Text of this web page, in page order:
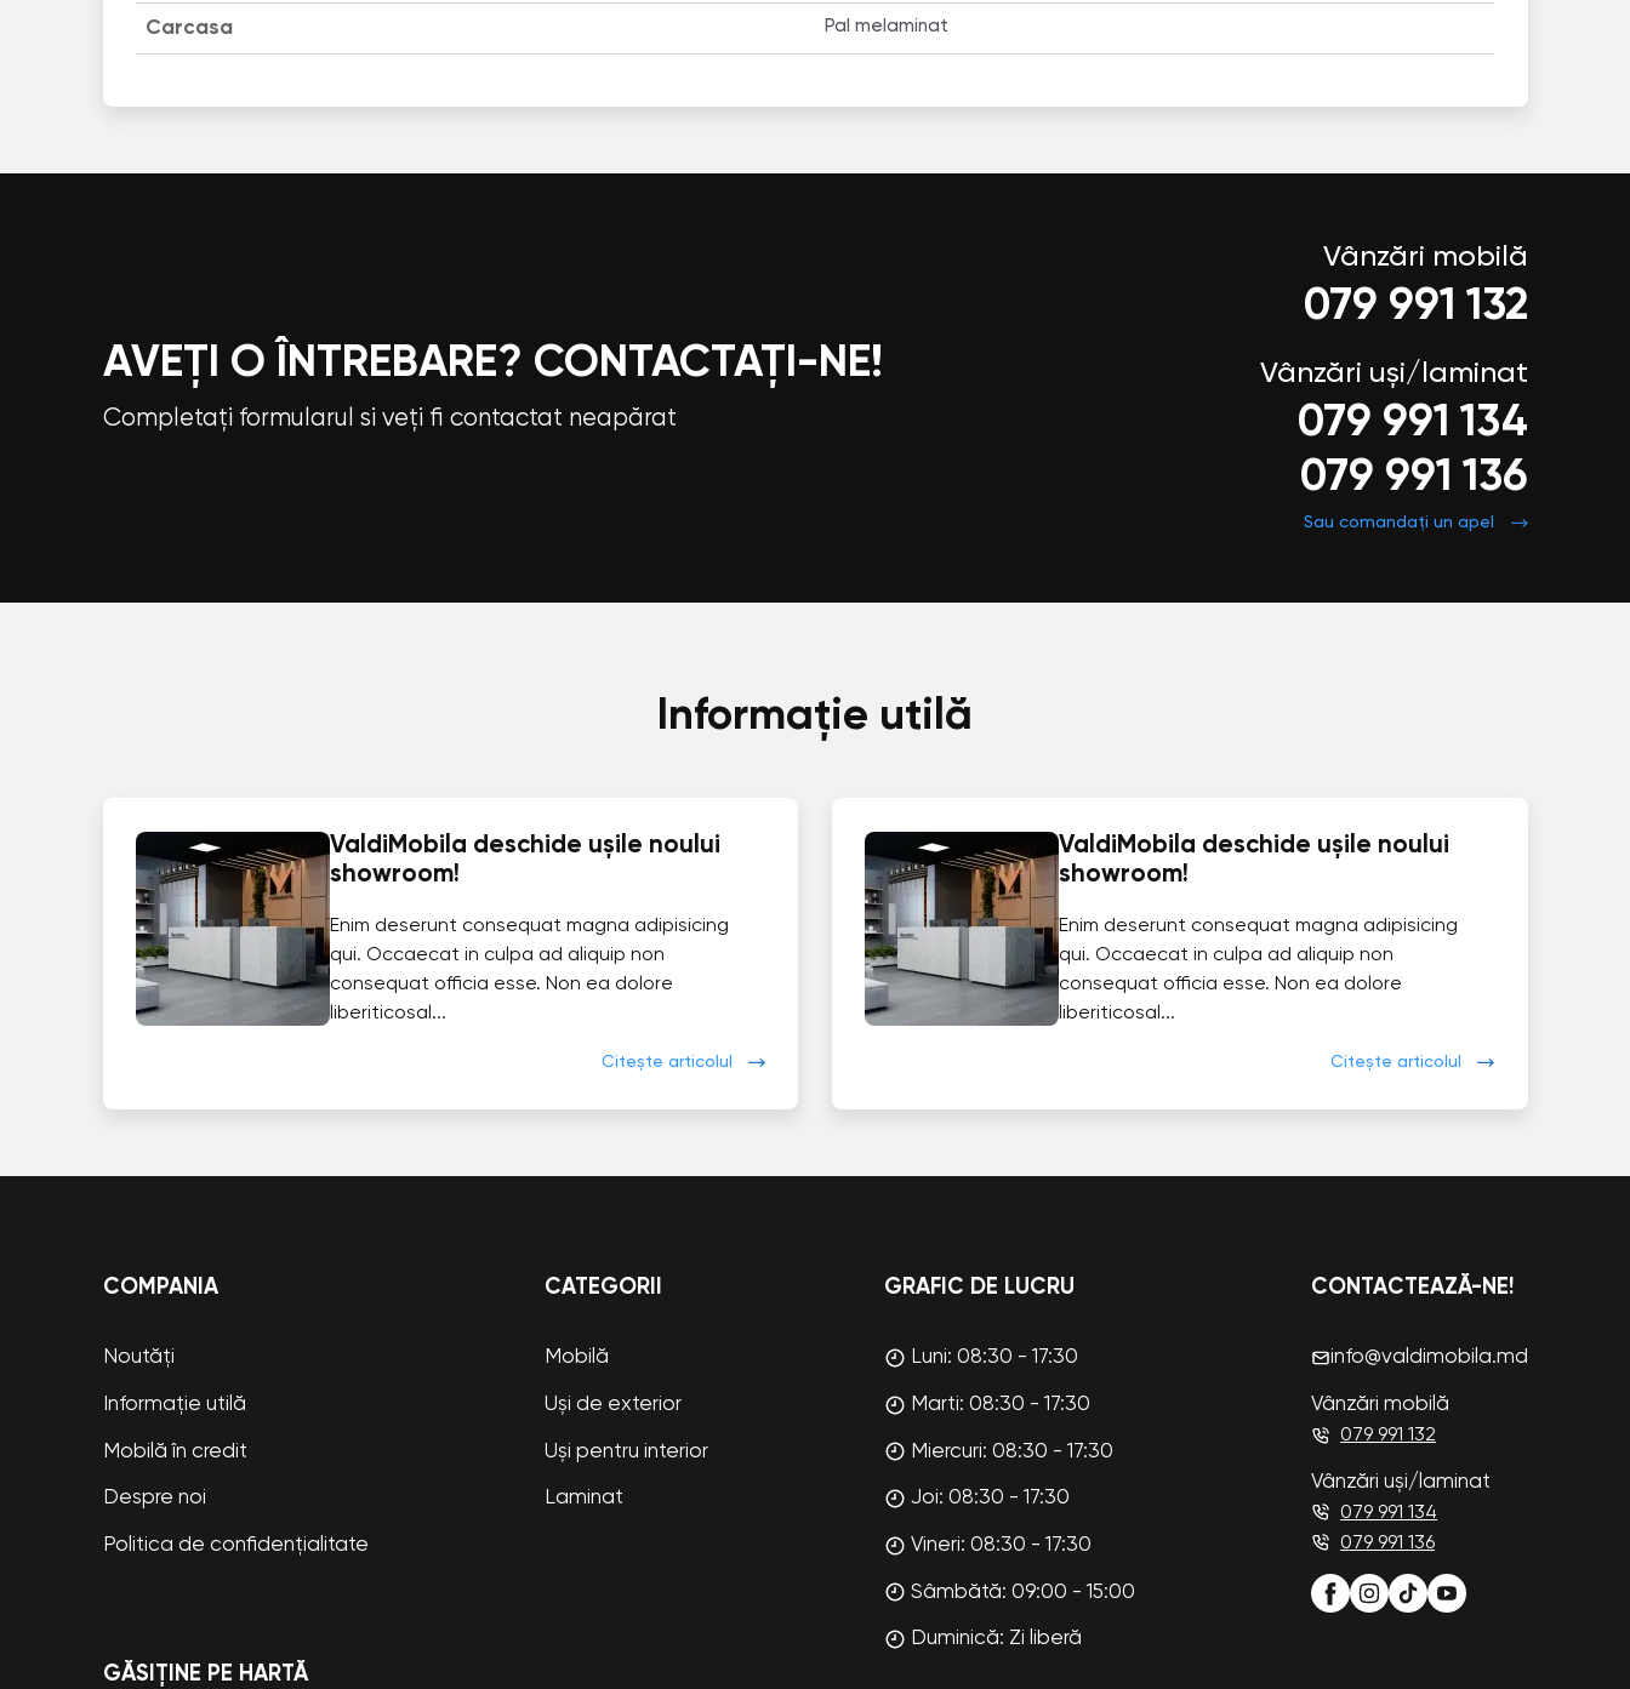
Carcasa Pal melaminat
AVEȚI O ÎNTREBARE? CONTACTAȚI-NE!
Completați formularul si veți fi contactat neapărat
Vânzări mobilă
079 991 132
Vânzări uși/laminat
079 991 134
079 991 136
Sau comandați un apel
Informație utilă
ValdiMobila deschide ușile noului
showroom!
Enim deserunt consequat magna adipisicing
qui. Occaecat in culpa ad aliquip non
consequat officia esse. Non ea dolore
liberiticosal...
Citește articolul
ValdiMobila deschide ușile noului
showroom!
Enim deserunt consequat magna adipisicing
qui. Occaecat in culpa ad aliquip non
consequat officia esse. Non ea dolore
liberiticosal...
Citește articolul
COMPANIA
Noutăți
Informație utilă
Mobilă în credit
Despre noi
Politica de confidențialitate
CATEGORII
Mobilă
Uși de exterior
Uși pentru interior
Laminat
GRAFIC DE LUCRU
Luni: 08:30 - 17:30
Marti: 08:30 - 17:30
Miercuri: 08:30 - 17:30
Joi: 08:30 - 17:30
Vineri: 08:30 - 17:30
Sâmbătă: 09:00 - 15:00
Duminică: Zi liberă
CONTACTEAZĂ-NE!
info@valdimobila.md
Vânzări mobilă
079 991 132
Vânzări uși/laminat
079 991 134
079 991 136
GĂSIȚINE PE HARTĂ